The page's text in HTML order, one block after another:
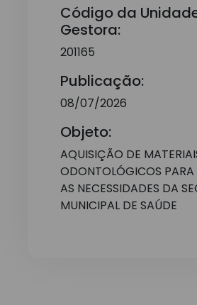
Código da
Gestora:
201165
Publicação:
08/07/2026
Objeto:
AQUISIÇÃO DE
ODONTOLÓGICOS PARA
AS NECESSIDADES DA
MUNICIPAL DE SAÚDE